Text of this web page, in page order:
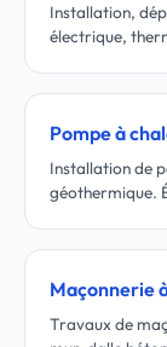
Installation,
électrique,
Pompe à
Installation de
géothermique.
Maçonnerie
Travaux de